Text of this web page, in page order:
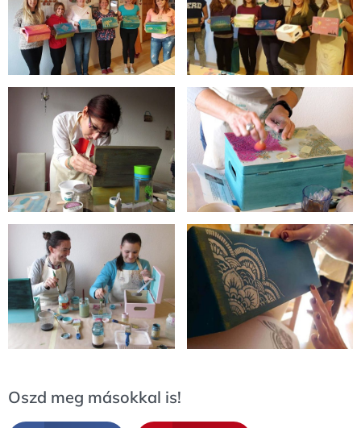
Oszd meg másokkal is!